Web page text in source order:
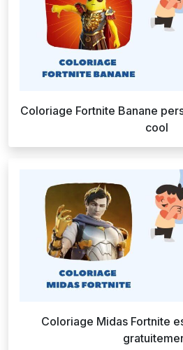
Coloriage Fortnite Banane
cool
Coloriage Midas Fortnite